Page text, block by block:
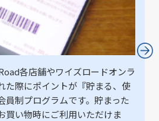
Road各店舗やワイズロードオンラ
た際にポイントが『貯まる、使
員制プログラムです。貯まった
買い物時にご利用いただけま